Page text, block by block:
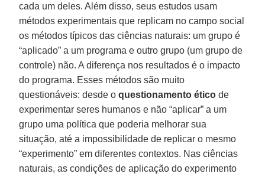
cada um deles. Além disso, seus estudos usam
métodos experimentais que replicam no campo social
os métodos típicos das ciências naturais: um grupo é
“aplicado” a um programa e outro grupo (um grupo de
controle) não. A diferença nos resultados é o impacto
do programa. Esses métodos são muito
questionáveis: desde oquestionamento ético de
experimentar seres humanos e não “aplicar” a um
grupo uma política que poderia melhorar sua
situação, até a impossibilidade de replicar o mesmo
“experimento” em diferentes contextos. Nas ciências
naturais, as condições de aplicação do experimento